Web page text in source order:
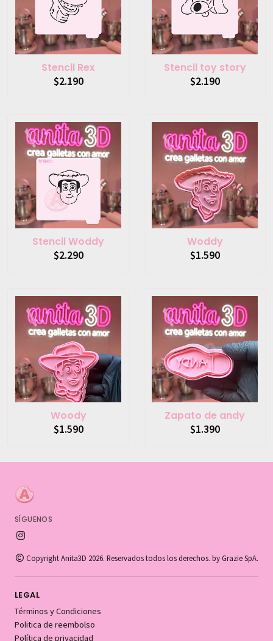
Stencil Rex
$2.190
Stencil toy story
$2.190
Stencil Woddy
$2.290
Woddy
$1.590
Woody
$1.590
Zapato de andy
$1.390
SÍGUENOS
Copyright Anita3D 2026. Reservados todos los derechos. by Grazie SpA.
LEGAL
Términos y Condiciones
Politica de reembolso
Política de privacidad